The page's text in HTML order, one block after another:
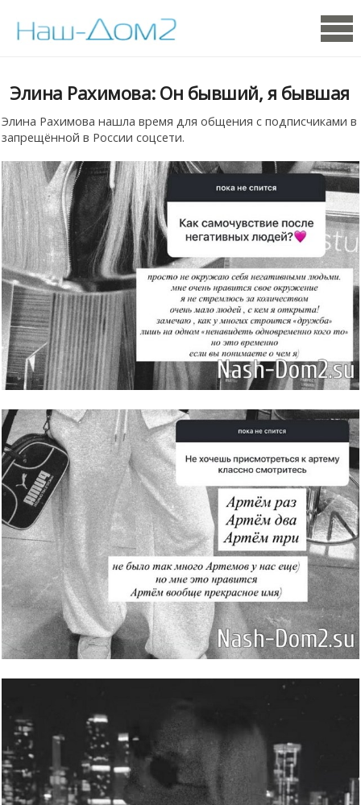
Элина Рахимова: Он бывший, я бывшая
Элина Рахимова нашла время для общения с подписчиками в
запрещённой в России соцсети.